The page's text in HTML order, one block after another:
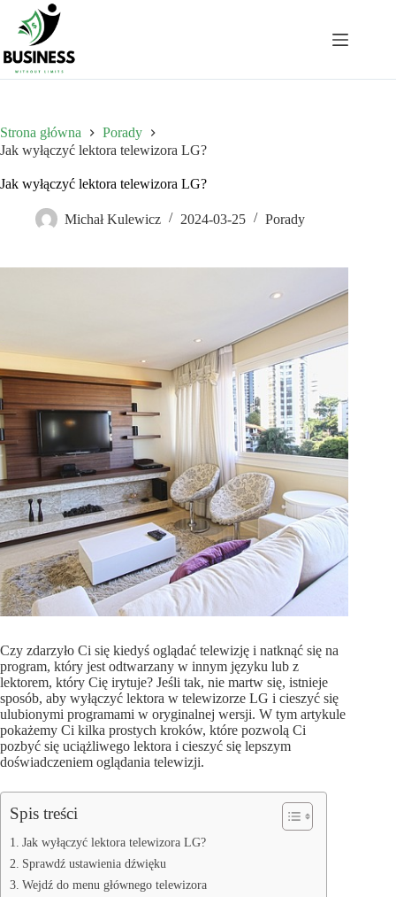
Przejdź
treści
Strona główna
Porady
Jak wyłączyć lektora telewizora LG?
Jak wyłączyć lektora telewizora LG?
Michał Kulewicz 2024-03-25 Porady
Czy zdarzyło Ci się kiedyś oglądać telewizję i natknąć się na
program, który jest odtwarzany w innym języku lub z
lektorem, który Cię irytuje? Jeśli tak, nie martw się, istnieje
sposób, aby wyłączyć lektora w telewizorze LG i cieszyć się
ulubionymi programami w oryginalnej wersji. W tym artykule
pokażemy Ci kilka prostych kroków, które pozwolą Ci
pozbyć się uciążliwego lektora i cieszyć się lepszym
doświadczeniem oglądania telewizji.
Spis treści
Jak wyłączyć lektora telewizora LG?
Sprawdź ustawienia dźwięku
Wejdź do menu głównego telewizora